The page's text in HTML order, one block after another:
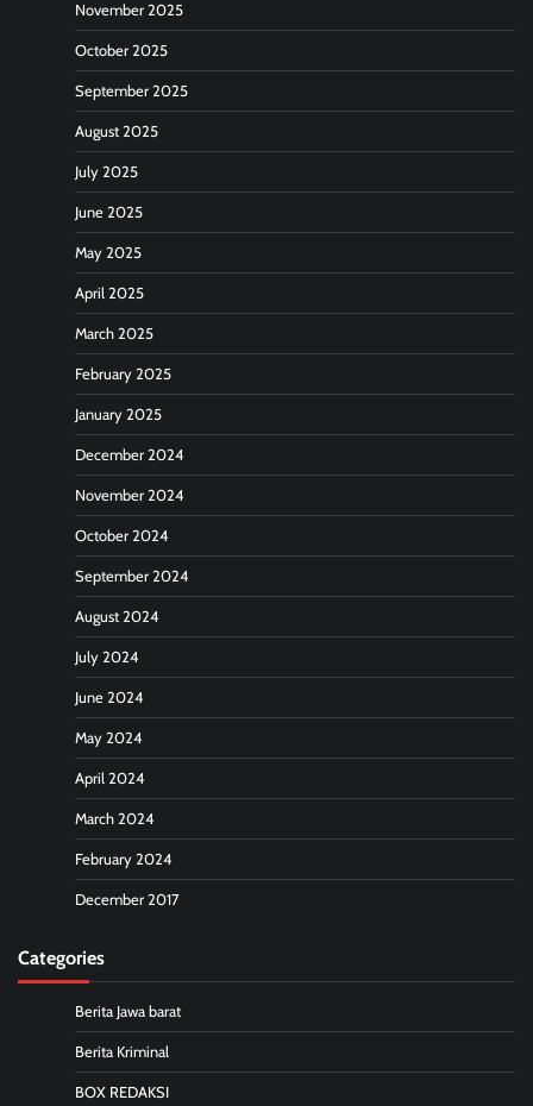
November 2025
October 2025
September 2025
August 2025
July 2025
June 2025
May 2025
April 2025
March 2025
February 2025
January 2025
December 2024
November 2024
October 2024
September 2024
August 2024
July 2024
June 2024
May 2024
April 2024
March 2024
February 2024
December 2017
Categories
Berita Jawa barat
Berita Kriminal
BOX REDAKSI